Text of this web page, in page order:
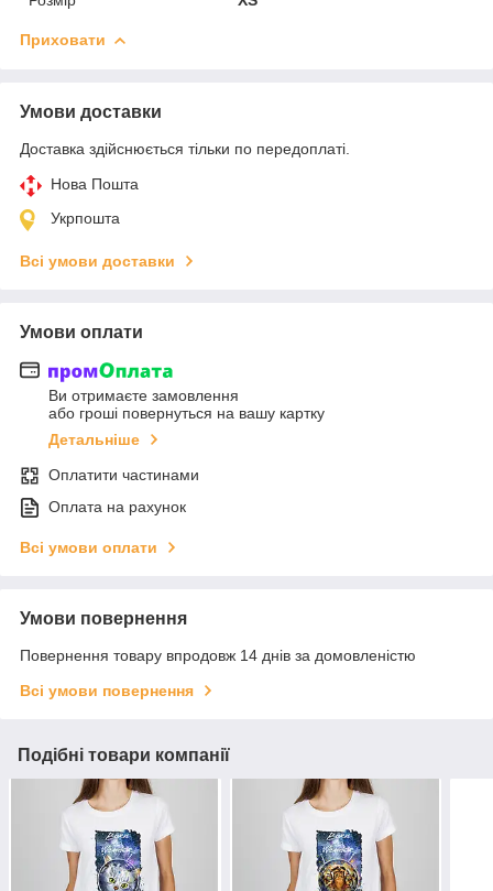
Приховати
Умови доставки
Доставка здійснюється тільки по передоплаті.
Нова Пошта
Укрпошта
Всі умови доставки
Умови оплати
Ви отримаєте замовлення
або гроші повернуться на вашу картку
Детальніше
Оплатити частинами
Оплата на рахунок
Всі умови оплати
Умови повернення
Повернення товару впродовж 14 днів за домовленістю
Всі умови повернення
Подібні товари компанії